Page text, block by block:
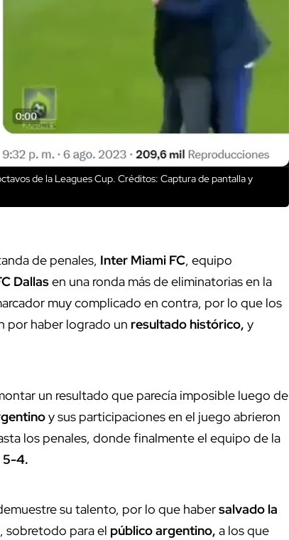
de la Leagues Cup. Créditos: Captura de pantalla y
de penales, Inter Miami FC, equipo
Dallasen una ronda más de eliminatorias en la
muy complicado en contra, por lo que los
por haber logrado un resultado histórico, y
un resultado que parecía imposible luego de
y sus participaciones en el juego abrieron
los penales, donde finalmente el equipo de la
5-4.
su talento, por lo que habersalvado la
sobretodo para el público argentino, a los que